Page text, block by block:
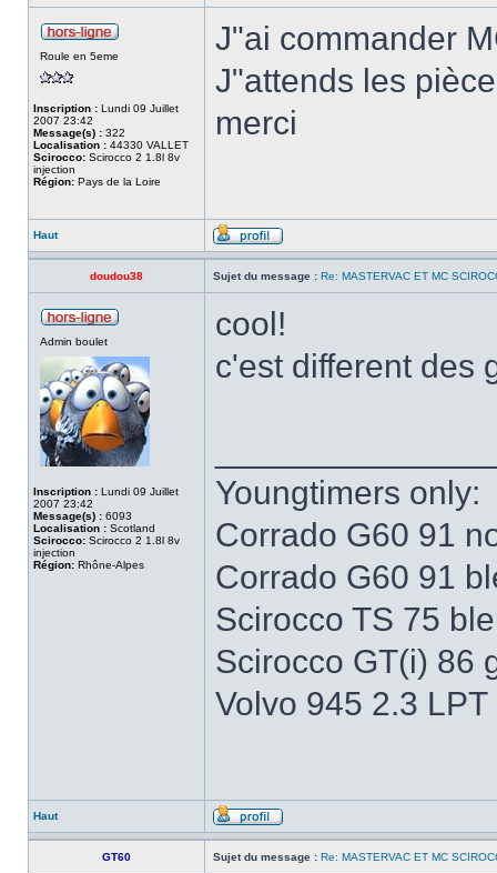
Roule en 5eme
Inscription : Lundi 09 Juillet
2007 23:42
Message(s) : 322
Localisation : 44330 VALLET
Scirocco: Scirocco 2 1.8l 8v
injection
Région: Pays de la Loire
J"ai commander
J"attends les
merci
Haut
doudou38 Sujet du message : Re: MASTERVAC ET MC
Admin boulet
Inscription : Lundi 09 Juillet
2007 23:42
Message(s) : 6093
Localisation : Scotland
Scirocco: Scirocco 2 1.8l 8v
injection
Région: Rhône-Alpes
cool!
c'est different des
Youngtimers only:
Corrado G60 91
Corrado G60 91
Scirocco TS 75
Scirocco GT(i) 86
Volvo 945 2.3
Haut
GT60 Sujet du message : Re: MASTERVAC ET MC